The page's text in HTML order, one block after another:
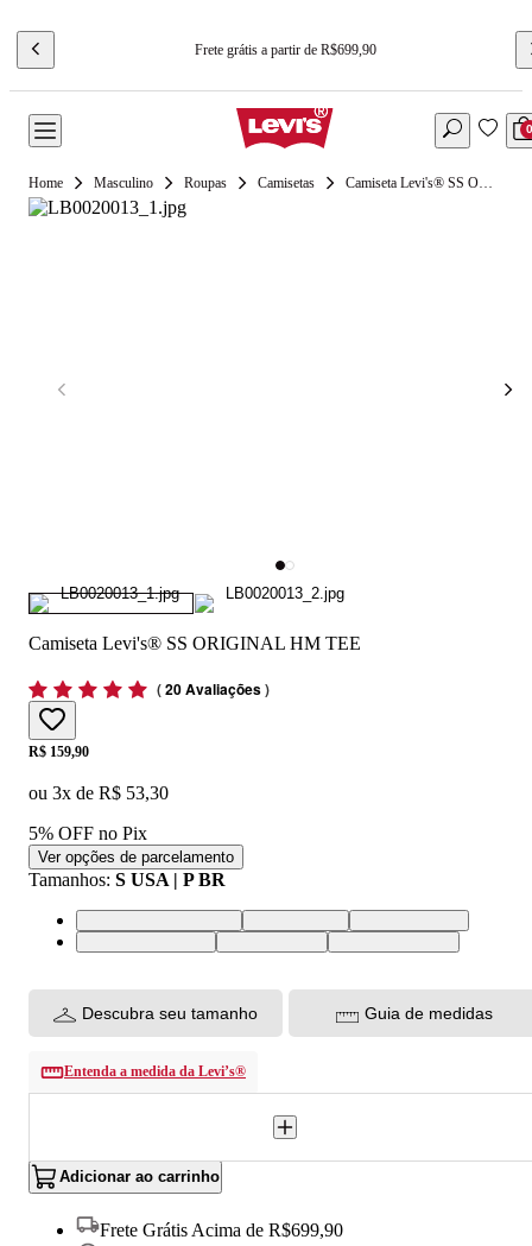
Frete grátis a partir de R$699,90
0
Masculino Roupas Camisetas Camiseta Levi's® SS ORIGINAL HM TEE
Camiseta Levi's® SS ORIGINAL HM TEE
(20 Avaliações)
Price:
R$ 159,90
ou 3x de R$ 53,30
5% OFF no Pix
Ver opções de parcelamento
Tamanhos: S USA | P BR
XXL USA | EGG BRS USA | P BRM USA | M BR
XL USA | GG BRL USA | G BRXS USA | PP BR
Descubra seu tamanho Guia de medidas
Entenda a medida da Levi’s®
Adicionar ao carrinho
Frete Grátis Acima de R$699,90